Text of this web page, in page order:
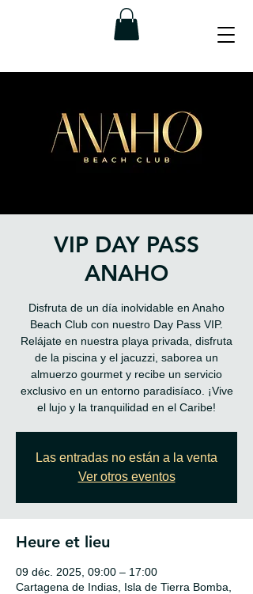
VIP DAY PASS
ANAHO
Disfruta de un día inolvidable en Anaho
Beach Club con nuestro Day Pass VIP.
Relájate en nuestra playa privada, disfruta
de la piscina y el jacuzzi, saborea un
almuerzo gourmet y recibe un servicio
exclusivo en un entorno paradisíaco. ¡Vive
Las entradas no están a la venta
Ver otros eventos
Heure et lieu
09 déc. 2025, 09:00 – 17:00
Cartagena de Indias, Isla de Tierra Bomba,